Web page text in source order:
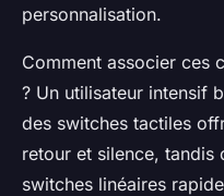
personnalisation.
Comment associer ces
? Un utilisateur intensif
des switches tactiles
retour et silence, tandis
switches linéaires